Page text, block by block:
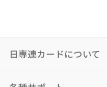
日専連カードについて